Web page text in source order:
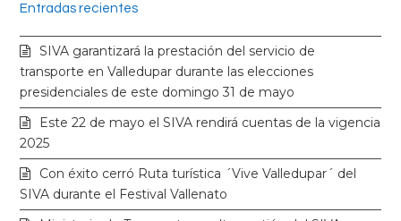
i
t
t
e
r
c
e
b
o
o
s
t
a
g
r
u
t
u
b
e
Entradas recientes
SIVA garantizará la prestación del servicio de
transporte en Valledupar durante las elecciones
presidenciales de este domingo 31 de mayo
Este 22 de mayo el SIVA rendirá cuentas de la vigencia
2025
Con éxito cerró Ruta turística ´Vive Valledupar´ del
SIVA durante el Festival Vallenato